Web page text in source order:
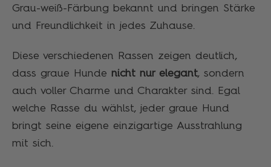
Grau-weiß-Färbung bekannt und bringen Stärke
und Freundlichkeit in jedes Zuhause.
Diese verschiedenen Rassen zeigen deutlich,
dass graue Hunde nicht nur elegant, sondern
auch voller Charme und Charakter sind. Egal
welche Rasse du wählst, jeder graue Hund
bringt seine eigene einzigartige Ausstrahlung
mit sich.